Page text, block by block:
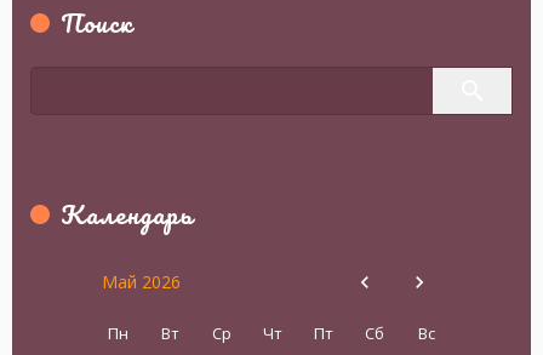
Поиск
Календарь
Май 2026
Пн Вт Ср Чт Пт Сб Вс